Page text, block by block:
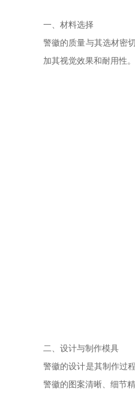
一、材料选择
警徽的质量与其选材密
加其视觉效果和耐用性
二、设计与制作模具
警徽的设计是其制作过
警徽的图案清晰、细节